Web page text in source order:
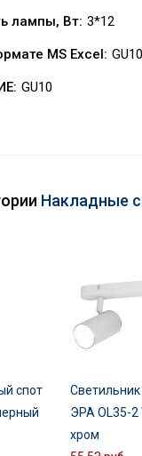
лампы, Вт: 3*12
MS Excel: GU10
GU10
Накладные
спот
ЭРА OL35-2
хром